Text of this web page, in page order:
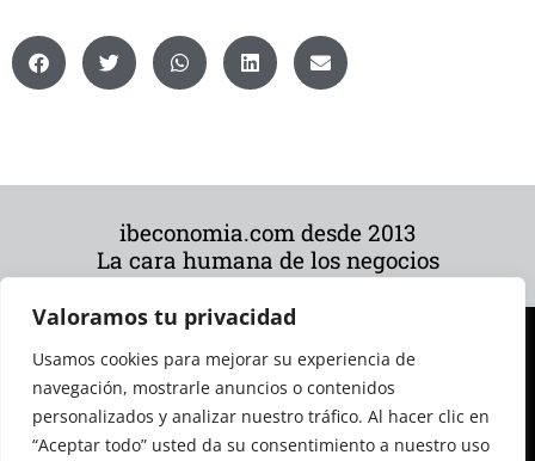
Valoramos tu privacidad
Usamos cookies para mejorar su experiencia de
navegación, mostrarle anuncios o contenidos
personalizados y analizar nuestro tráfico. Al hacer clic en
“Aceptar todo” usted da su consentimiento a nuestro uso
ibeconomia.com desde 2013
La cara humana de los negocios